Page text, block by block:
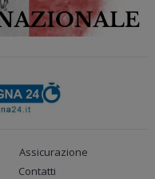
Assicurazione
Contatti